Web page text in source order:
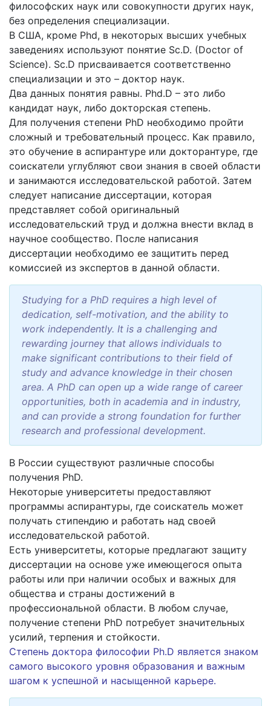
философских наук или совокупности других наук,
без определения специализации.
В США, кроме Phd, в некоторых высших учебных
заведениях используют понятие Sc.D. (Doctor of
Science). Sc.D присваивается соответственно
специализации и это – доктор наук.
Два данных понятия равны. Phd.D – это либо
кандидат наук, либо докторская степень.
Для получения степени PhD необходимо пройти
сложный и требовательный процесс. Как правило,
это обучение в аспирантуре или докторантуре, где
соискатели углубляют свои знания в своей области
и занимаются исследовательской работой. Затем
следует написание диссертации, которая
представляет собой оригинальный
исследовательский труд и должна внести вклад в
научное сообщество. После написания
диссертации необходимо ее защитить перед
комиссией из экспертов в данной области.
Studying for a PhD requires a high level of
dedication, self-motivation, and the ability to
work independently. It is a challenging and
rewarding journey that allows individuals to
make significant contributions to their field of
study and advance knowledge in their chosen
area. A PhD can open up a wide range of career
opportunities, both in academia and in industry,
and can provide a strong foundation for further
research and professional development.
В России существуют различные способы
получения PhD.
Некоторые университеты предоставляют
программы аспирантуры, где соискатель может
получать стипендию и работать над своей
исследовательской работой.
Есть университеты, которые предлагают защиту
диссертации на основе уже имеющегося опыта
работы или при наличии особых и важных для
общества и страны достижений в
профессиональной области. В любом случае,
получение степени PhD потребует значительных
усилий, терпения и стойкости.
Степень доктора философии Ph.D является знаком
самого высокого уровня образования и важным
шагом к успешной и насыщенной карьере.